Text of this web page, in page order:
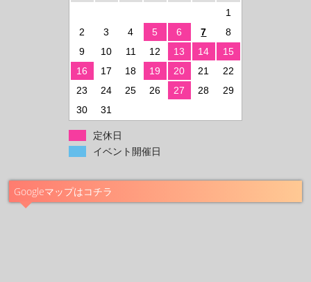
1
2
3 4 5 6 7
8
9
10 11 12 13 14
15
16
17 18 19 20 21
22
23
24 25 26 27 28
29
30
31
定休日
イベント開催日
Googleマップはコチラ